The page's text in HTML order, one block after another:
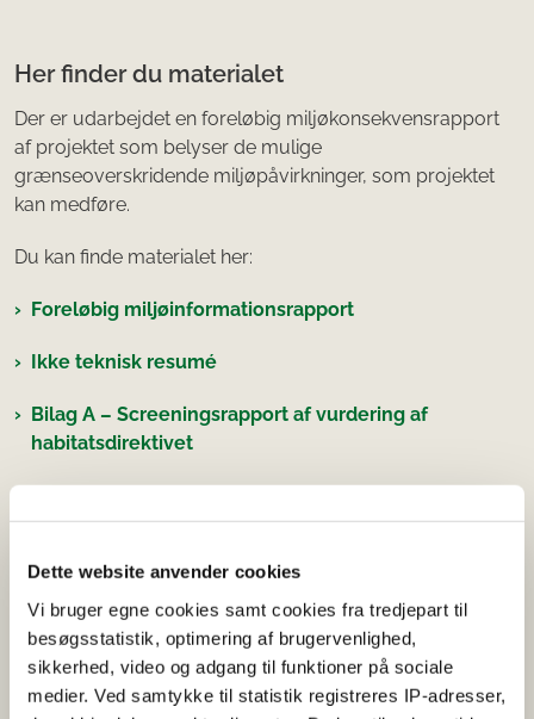
Dette website anvender cookies
Vi bruger egne cookies samt cookies fra tredjepart til
besøgsstatistik, optimering af brugervenlighed,
sikkerhed, video og adgang til funktioner på sociale
medier. Ved samtykke til statistik registreres IP-adresser,
Her finder du materialet
Der er udarbejdet en foreløbig miljøkonsekvensrapport
af projektet som belyser de mulige
grænseoverskridende miljøpåvirkninger, som projektet
kan medføre.
Du kan finde materialet her:
Foreløbig miljøinformationsrapport
Ikke teknisk resumé
Bilag A – Screeningsrapport af vurdering af
habitatsdirektivet
Bilag D – Begrundelse for omfang